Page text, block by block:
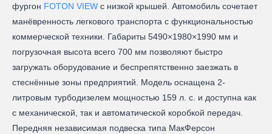
фургон FOTON VIEW с низкой крышей. Автомобиль сочетает
манёвренность легкового транспорта с функциональностью
коммерческой техники. Габариты 5490×1980×1990 мм и
погрузочная высота всего 700 мм позволяют быстро
загружать оборудование и беспрепятственно заезжать в
стеснённые зоны предприятий. Модель оснащена 2-
литровым турбодизелем мощностью 159 л. с. и доступна как
с механической, так и автоматической коробкой передач.
Передняя независимая подвеска типа МакФерсон